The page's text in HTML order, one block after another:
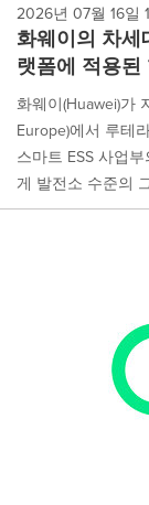
2026년 07월 16일
화웨이의 차세
랫폼에 적용
화웨이(Huawei)가
Europe)에서 루테
스마트 ESS 사업
게 발전소 수준의